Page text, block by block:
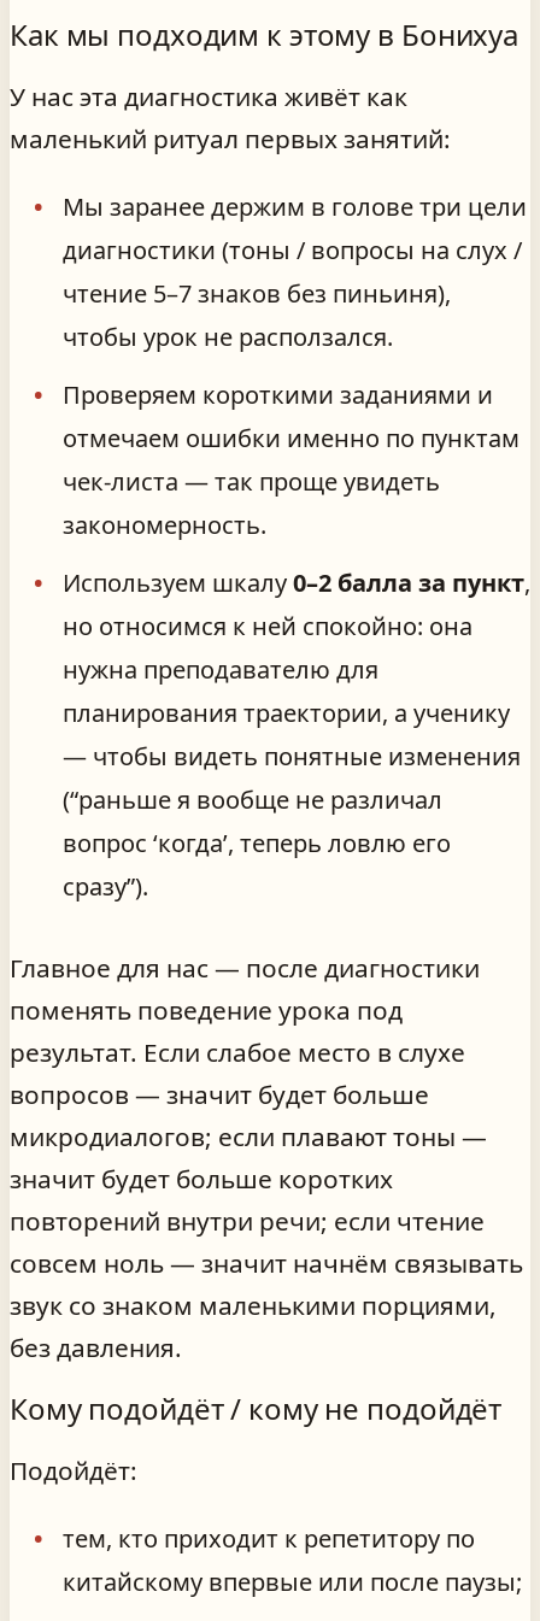
Как мы подходим к этому в Бонихуа
У нас эта диагностика живёт как
маленький ритуал первых занятий:
Мы заранее держим в голове три цели
диагностики (тоны / вопросы на слух /
чтение 5–7 знаков без пиньиня),
чтобы урок не расползался.
Проверяем короткими заданиями и
отмечаем ошибки именно по пунктам
чек‑листа — так проще увидеть
закономерность.
Используем шкалу0–2 балла за пункт,
но относимся к ней спокойно: она
нужна преподавателю для
планирования траектории, а ученику
— чтобы видеть понятные изменения
(“раньше я вообще не различал
вопрос ‘когда’, теперь ловлю его
сразу”).
Главное для нас — после диагностики
поменять поведение урока под
результат. Если слабое место в слухе
вопросов — значит будет больше
микродиалогов; если плавают тоны —
значит будет больше коротких
повторений внутри речи; если чтение
совсем ноль — значит начнём связывать
звук со знаком маленькими порциями,
без давления.
Кому подойдёт / кому не подойдёт
Подойдёт:
тем, кто приходит к репетитору по
китайскому впервые или после паузы;